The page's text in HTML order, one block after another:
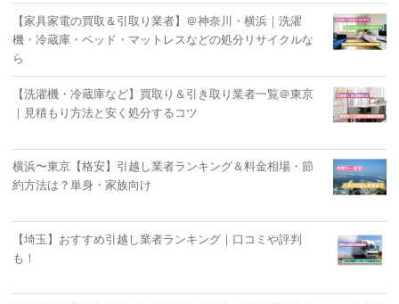
【家具家電の買取＆引取り業者】＠神奈川・横浜｜洗濯
機・冷蔵庫・ベッド・マットレスなどの処分リサイクルな
ら
【洗濯機・冷蔵庫など】買取り＆引き取り業者一覧＠東京
｜見積もり方法と安く処分するコツ
横浜〜東京【格安】引越し業者ランキング＆料金相場・節
約方法は？単身・家族向け
【埼玉】おすすめ引越し業者ランキング｜口コミや評判
も！